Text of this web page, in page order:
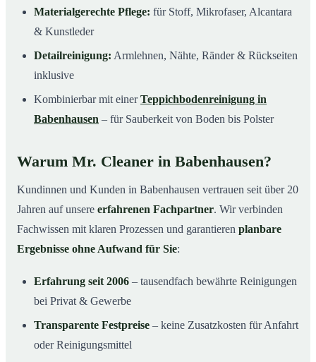
Materialgerechte Pflege: für Stoff, Mikrofaser, Alcantara
& Kunstleder
Detailreinigung: Armlehnen, Nähte, Ränder & Rückseiten
inklusive
Kombinierbar mit einerTeppichbodenreinigung in
Babenhausen – für Sauberkeit von Boden bis Polster
Warum Mr. Cleaner in Babenhausen?
Kundinnen und Kunden in Babenhausen vertrauen seit über 20
Jahren auf unsere erfahrenen Fachpartner. Wir verbinden
Fachwissen mit klaren Prozessen und garantieren planbare
Ergebnisse ohne Aufwand für Sie:
Erfahrung seit 2006 – tausendfach bewährte Reinigungen
bei Privat & Gewerbe
Transparente Festpreise – keine Zusatzkosten für Anfahrt
oder Reinigungsmittel